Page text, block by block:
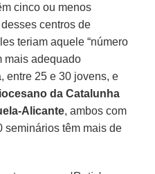
cinco ou menos
centros de
teriam aquele “número
mais adequado
entre 25 e 30 jovens, e
da Catalunha
Alicante, ambos com
seminários têm mais de